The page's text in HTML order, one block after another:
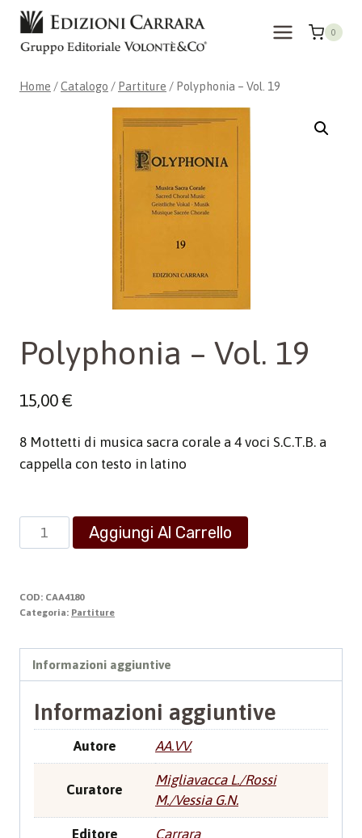
Salta
contenuto
0
Home /Catalogo / Partiture / Polyphonia – Vol. 19
Polyphonia – Vol. 19
15,00€
8 Mottetti di musica sacra corale a 4 voci S.C.T.B. a
cappella con testo in latino
Polyphonia
-
19
quantità
Aggiungi Al Carrello
COD: CAA4180
Categoria: Partiture
Informazioni aggiuntive
Informazioni aggiuntive
Autore AA.VV.
Curatore
Migliavacca L./Rossi
M./Vessia G.N.
Editore Carrara